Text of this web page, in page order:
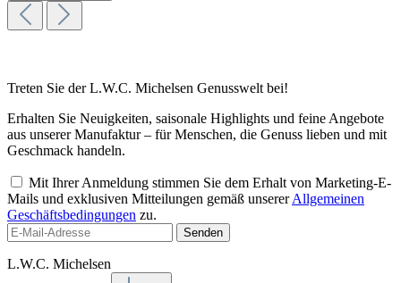
Treten Sie der L.W.C. Michelsen Genusswelt bei!
Erhalten Sie Neuigkeiten, saisonale Highlights und feine Angebote
aus unserer Manufaktur – für Menschen, die Genuss lieben und mit
Geschmack handeln.
Mit Ihrer Anmeldung stimmen Sie dem Erhalt von Marketing-E-
Mails und exklusiven Mitteilungen gemäß unsererAllgemeinen
Geschäftsbedingungen zu.
Senden
L.W.C. Michelsen